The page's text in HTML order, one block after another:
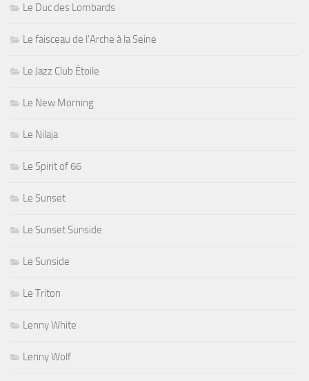
Le Duc des Lombards
Le faisceau de l'Arche à la Seine
Le Jazz Club Étoile
Le New Morning
Le Nilaja
Le Spirit of 66
Le Sunset
Le Sunset Sunside
Le Sunside
Le Triton
Lenny White
Lenny Wolf